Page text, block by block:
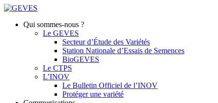
Qui sommes-nous ?
Le GEVES
Secteur d’Étude des Variétés
Station Nationale d’Essais de Semences
BioGEVES
Le CTPS
L’INOV
Le Bulletin Officiel de l’INOV
Protéger une variété